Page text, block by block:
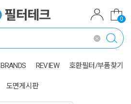
0
BRANDS REVIEW 호환필터/부품찾기
도면게시판